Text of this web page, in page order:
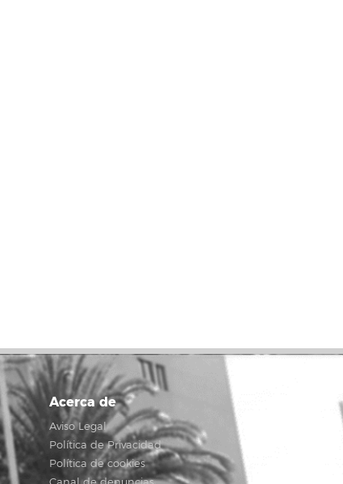
Acerca de
Aviso Legal
Política de Privacidad
Política de cookies